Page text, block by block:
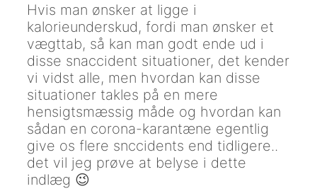
Hvis man ønsker at ligge i
kalorieunderskud, fordi man ønsker et
vægttab, så kan man godt ende ud i
disse snaccident situationer, det kender
vi vidst alle, men hvordan kan disse
situationer takles på en mere
hensigtsmæssig måde og hvordan kan
sådan en corona-karantæne egentlig
give os flere snccidents end tidligere..
det vil jeg prøve at belyse i dette
indlæg 😉